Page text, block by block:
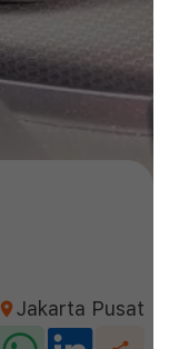
Jakarta Pusat